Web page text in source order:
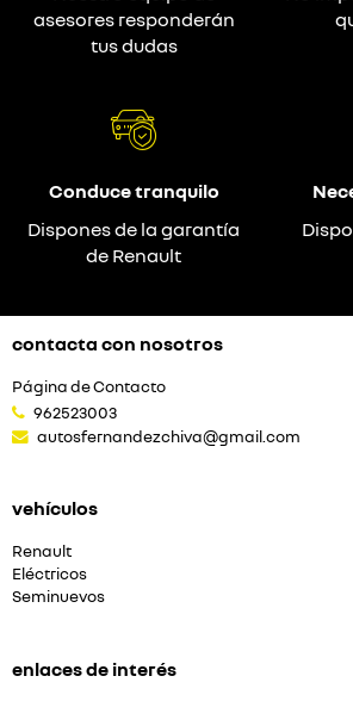
asesores responderán
tus dudas
Conduce tranquilo
Dispones de la garantía
de Renault
contacta con nosotros
Página de Contacto
962523003
autosfernandezchiva@gmail.com
vehículos
Renault
Eléctricos
Seminuevos
enlaces de interés